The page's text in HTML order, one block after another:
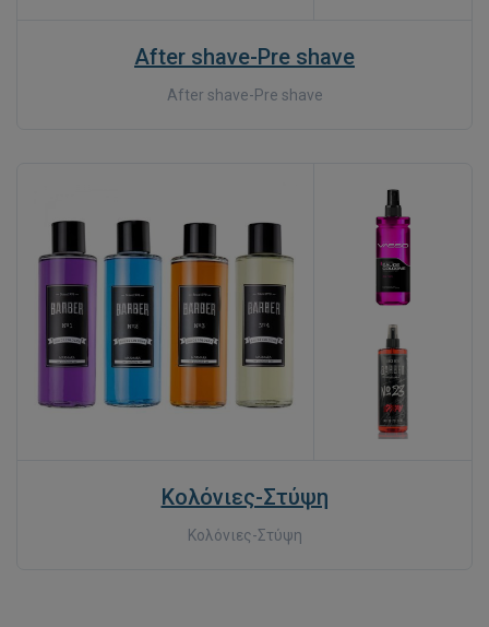
After shave-Pre shave
After shave-Pre shave
Κολόνιες-Στύψη
Κολόνιες-Στύψη